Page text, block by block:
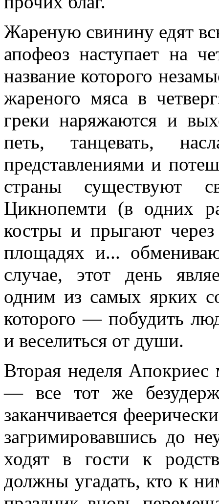
Жареную свинину едят
апофеоз наступает на
название которого
жареного мяса в
греки наряжаются и
петь, танцевать,
представлениями и
страны существуют
Цикнопемти (в одних
костры и прыгают
площадях и...
случае, этот день
одним из самых ярких
которого — побудить
и веселиться от души.
Вторая неделя Апокриес
— все тот же
заканчивается
загримировавшись до
ходят в гости к
должны угадать, кто к